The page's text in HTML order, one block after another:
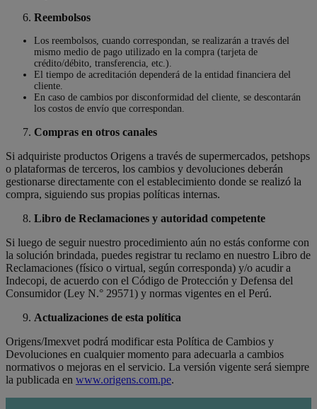
Reembolsos
Los reembolsos, cuando correspondan, se realizarán a través del
mismo medio de pago utilizado en la compra (tarjeta de
crédito/débito, transferencia, etc.).
El tiempo de acreditación dependerá de la entidad financiera del
cliente.
En caso de cambios por disconformidad del cliente, se descontarán
los costos de envío que correspondan.
Compras en otros canales
Si adquiriste productos Origens a través de supermercados, petshops
o plataformas de terceros, los cambios y devoluciones deberán
gestionarse directamente con el establecimiento donde se realizó la
compra, siguiendo sus propias políticas internas.
Libro de Reclamaciones y autoridad competente
Si luego de seguir nuestro procedimiento aún no estás conforme con
la solución brindada, puedes registrar tu reclamo en nuestro Libro de
Reclamaciones (físico o virtual, según corresponda) y/o acudir a
Indecopi, de acuerdo con el Código de Protección y Defensa del
Consumidor (Ley N.° 29571) y normas vigentes en el Perú.
Actualizaciones de esta política
Origens/Imexvet podrá modificar esta Política de Cambios y
Devoluciones en cualquier momento para adecuarla a cambios
normativos o mejoras en el servicio. La versión vigente será siempre
la publicada en www.origens.com.pe.